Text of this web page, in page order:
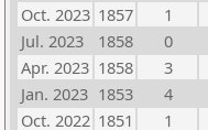
Oct. 2023 1857 1
Jul. 2023
1858 0
Apr. 2023 1858 3
Jan. 2023 1853 4
Oct. 2022 1851 1